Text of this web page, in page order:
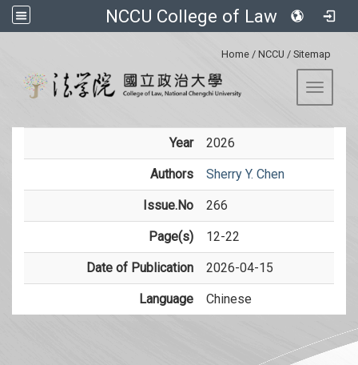
NCCU College of Law
Home / NCCU / Sitemap
Toggle
Year 2026
Authors Sherry Y. Chen
Issue.No 266
Page(s) 12-22
Date of Publication 2026-04-15
Language Chinese